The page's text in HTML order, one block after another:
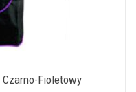
Fioletowy